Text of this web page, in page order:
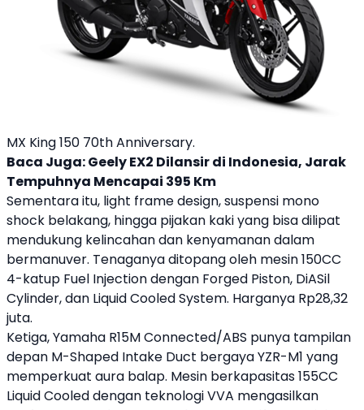
MX King 150 70th Anniversary.
Baca Juga:Geely EX2 Dilansir di Indonesia, Jarak
Tempuhnya Mencapai 395 Km
Sementara itu, light frame design, suspensi mono
shock belakang, hingga pijakan kaki yang bisa dilipat
mendukung kelincahan dan kenyamanan dalam
bermanuver. Tenaganya ditopang oleh mesin 150CC
4-katup Fuel Injection dengan Forged Piston, DiASil
Cylinder, dan Liquid Cooled System. Harganya Rp28,32
juta.
Ketiga,Yamaha R15M Connected/ABS punya tampilan
depan M-Shaped Intake Duct bergaya YZR-M1 yang
memperkuat aura balap. Mesin berkapasitas 155CC
Liquid Cooled dengan teknologi VVA mengasilkan